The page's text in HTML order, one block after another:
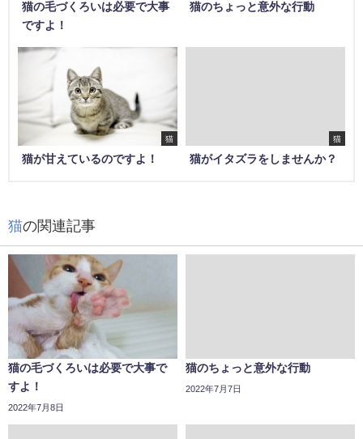
猫の毛づくろいは必要で大事
ですよ！
猫のちょっと意外な行動
猫
猫が甘えているのですよ！
猫
猫がイタズラをしませんか？
猫の関連記事
猫の毛づくろいは必要で大事で
すよ！
2022年7月8日
猫のちょっと意外な行動
2022年7月7日